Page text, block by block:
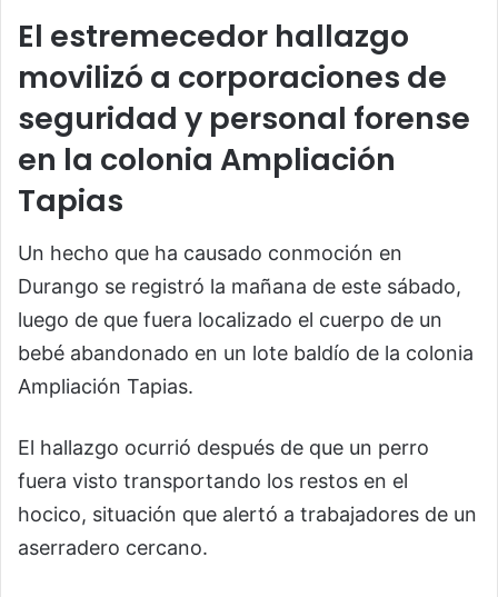
El estremecedor hallazgo
movilizó a corporaciones de
seguridad y personal forense
en la colonia Ampliación
Tapias
Un hecho que ha causado conmoción en
Durango se registró la mañana de este sábado,
luego de que fuera localizado el cuerpo de un
bebé abandonado en un lote baldío de la colonia
Ampliación Tapias.
El hallazgo ocurrió después de que un perro
fuera visto transportando los restos en el
hocico, situación que alertó a trabajadores de un
aserradero cercano.